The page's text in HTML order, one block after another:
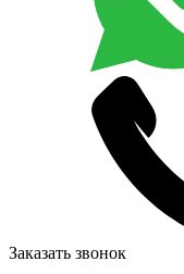
Заказать звонок